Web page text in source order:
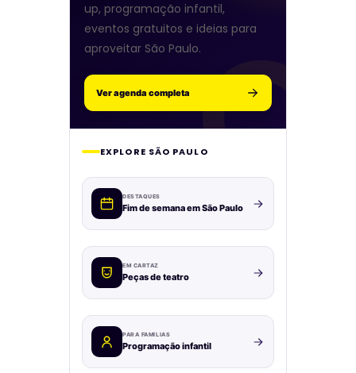
up, programação infantil,
eventos gratuitos e ideias para
aproveitar São Paulo.
Ver agenda completa
EXPLORE SÃO PAULO
DESTAQUES
Fim de semana em São Paulo
EM CARTAZ
Peças de teatro
PARA FAMÍLIAS
Programação infantil